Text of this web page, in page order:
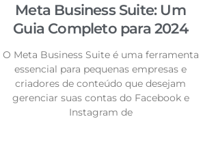
Meta Business Suite: Um
Guia Completo para 2024
O Meta Business Suite é uma ferramenta
essencial para pequenas empresas e
criadores de conteúdo que desejam
gerenciar suas contas do Facebook e
Instagram de